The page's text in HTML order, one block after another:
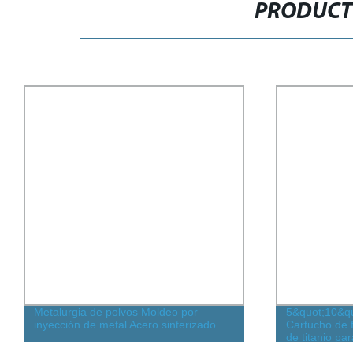
Metalurgia de polvos Moldeo por
inyección de metal Acero sinterizado
Cartucho de
de titanio